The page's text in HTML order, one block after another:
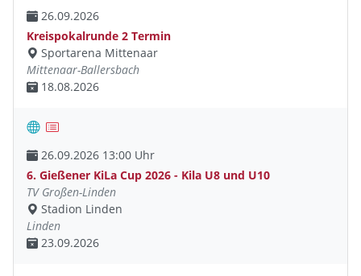
26.09.2026
Kreispokalrunde 2 Termin
Sportarena Mittenaar
Mittenaar-Ballersbach
18.08.2026
26.09.2026 13:00 Uhr
6. Gießener KiLa Cup 2026 - Kila U8 und U10
TV Großen-Linden
Stadion Linden
Linden
23.09.2026